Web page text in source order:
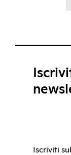
Iscriviti